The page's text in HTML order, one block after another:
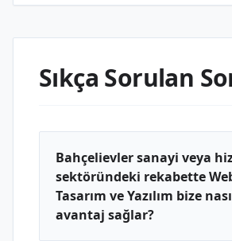
Sıkça Sorulan
Bahçelievler sanayi veya
sektöründeki rekabette
Tasarım ve Yazılım bize
avantaj sağlar?